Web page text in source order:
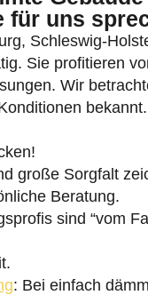
für uns
Schleswig-
Sie profitieren
Wir
große Sorgfalt
Beratung.
sind “vom
: Bei einfach